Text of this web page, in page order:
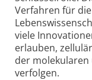
Verfahren für
viele
erlauben,
der molekularen
verfolgen.